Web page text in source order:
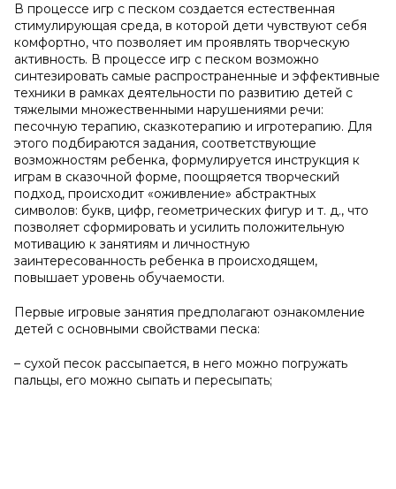
В процессе игр с песком создается естественная
стимулирующая среда, в которой дети чувствуют себя
комфортно, что позволяет им проявлять творческую
активность. В процессе игр с песком возможно
синтезировать самые распространенные и эффективные
техники в рамках деятельности по развитию детей с
тяжелыми множественными нарушениями речи:
песочную терапию, сказкотерапию и игротерапию. Для
этого подбираются задания, соответствующие
возможностям ребенка, формулируется инструкция к
играм в сказочной форме, поощряется творческий
подход, происходит «оживление» абстрактных
символов: букв, цифр, геометрических фигур и т. д., что
позволяет сформировать и усилить положительную
мотивацию к занятиям и личностную
заинтересованность ребенка в происходящем,
повышает уровень обучаемости.
Первые игровые занятия предполагают ознакомление
детей с основными свойствами песка:
– сухой песок рассыпается, в него можно погружать
пальцы, его можно сыпать и пересыпать;